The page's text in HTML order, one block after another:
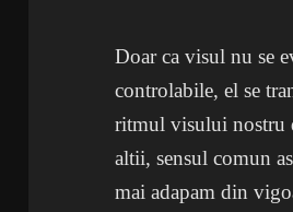
Doar ca visul nu se
controlabile, el se
ritmul visului nostru
altii, sensul comun
mai adapam din